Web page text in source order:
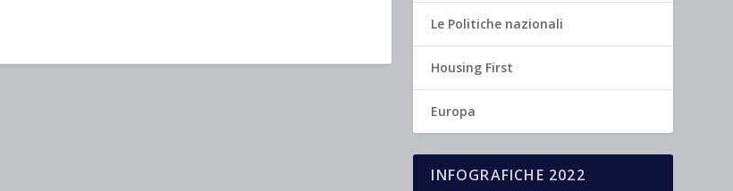
Le Politiche nazionali
Housing First
Europa
INFOGRAFICHE 2022